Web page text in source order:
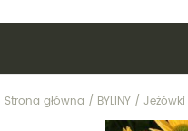
Strona główna / BYLINY / Jeżówki